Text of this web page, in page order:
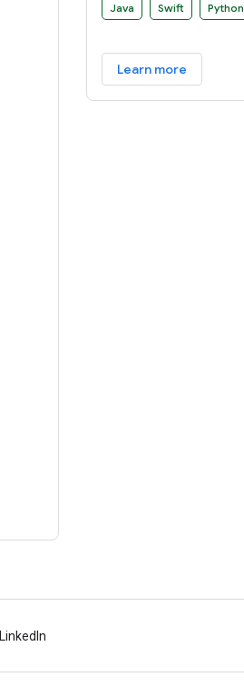
Java Swift Python
Learn more
LinkedIn